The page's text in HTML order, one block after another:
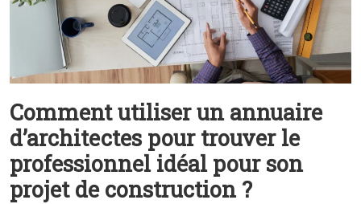
Comment utiliser un annuaire
d’architectes pour trouver le
professionnel idéal pour son
projet de construction ?